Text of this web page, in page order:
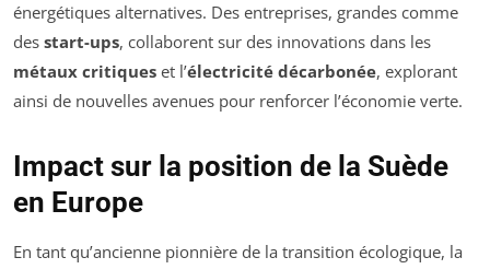
énergétiques alternatives. Des entreprises, grandes comme
des start-ups, collaborent sur des innovations dans les
métaux critiques et l’électricité décarbonée, explorant
ainsi de nouvelles avenues pour renforcer l’économie verte.
Impact sur la position de la Suède
en Europe
En tant qu’ancienne pionnière de la transition écologique, la